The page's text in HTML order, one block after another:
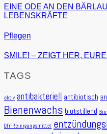
EINE ODE AN DEN
LEBENSKRÄFTE
Pflegen
SMILE! – ZEIGT HER,
TAGS
aktiv antibakteriell antibiotisch
Bienenwachs blutstillend
DIY-Reinigungsmittel